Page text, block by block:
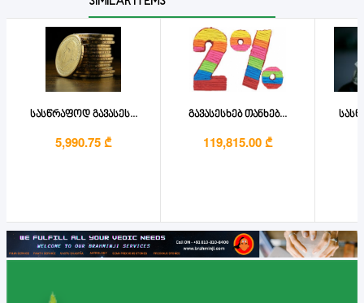
სასწრაფოდ გავასეს...
5,990.75 ₾
გავასესხებ თანხებ...
119,815.00 ₾